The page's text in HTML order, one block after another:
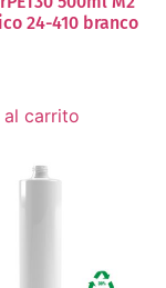
24-410 branco
al carrito